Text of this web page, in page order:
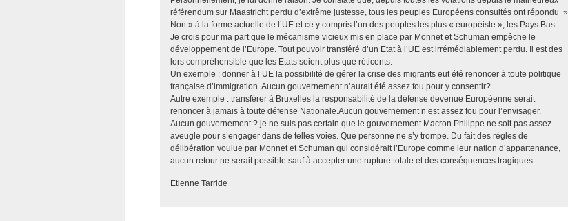
référendum sur Maastricht perdu d’extrême justesse, tous les peuples Européens consultés ont répondu »
Non » à la forme actuelle de l’UE et ce y compris l’un des peuples les plus « européiste », les Pays Bas.
Je crois pour ma part que le mécanisme vicieux mis en place par Monnet et Schuman empêche le
développement de l’Europe. Tout pouvoir transféré d’un Etat à l’UE est irrémédiablement perdu. Il est des
lors compréhensible que les Etats soient plus que réticents.
Un exemple : donner à l’UE la possibilité de gérer la crise des migrants eut été renoncer à toute politique
française d’immigration. Aucun gouvernement n’aurait été assez fou pour y consentir?
Autre exemple : transférer à Bruxelles la responsabilité de la défense devenue Européenne serait
renoncer à jamais à toute défense Nationale.Aucun gouvernement n’est assez fou pour l’envisager.
Aucun gouvernement ? je ne suis pas certain que le gouvernement Macron Philippe ne soit pas assez
aveugle pour s’engager dans de telles voies. Que personne ne s’y trompe. Du fait des règles de
délibération voulue par Monnet et Schuman qui considérait l’Europe comme leur nation d’appartenance,
aucun retour ne serait possible sauf à accepter une rupture totale et des conséquences tragiques.
Etienne Tarride